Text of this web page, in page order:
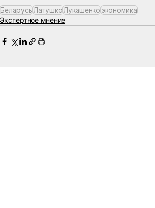
БеларусьЛатушкоЛукашенкоэкономика
Экспертное мнение